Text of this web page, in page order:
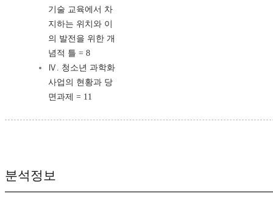
기술 교육에서 차
지하는 위치와 이
의 발전을 위한 개
념적 틀 = 8
Ⅳ. 청소년 과학화
사업의 현황과 당
면과제 = 11
분석정보